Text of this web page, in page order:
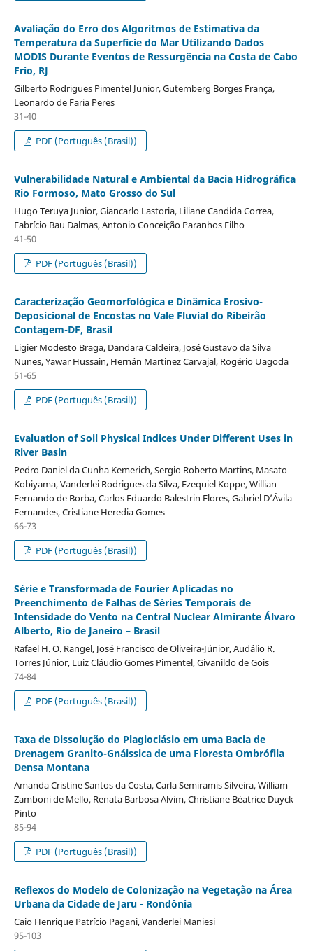
Avaliação do Erro dos Algoritmos de Estimativa da
Temperatura da Superfície do Mar Utilizando Dados
MODIS Durante Eventos de Ressurgência na Costa de Cabo
Frio, RJ
Gilberto Rodrigues Pimentel Junior, Gutemberg Borges França,
Leonardo de Faria Peres
31-40
PDF (Português (Brasil))
Vulnerabilidade Natural e Ambiental da Bacia Hidrográfica
Rio Formoso, Mato Grosso do Sul
Hugo Teruya Junior, Giancarlo Lastoria, Liliane Candida Correa,
Fabrício Bau Dalmas, Antonio Conceição Paranhos Filho
41-50
PDF (Português (Brasil))
Caracterização Geomorfológica e Dinâmica Erosivo-
Deposicional de Encostas no Vale Fluvial do Ribeirão
Contagem-DF, Brasil
Ligier Modesto Braga, Dandara Caldeira, José Gustavo da Silva
Nunes, Yawar Hussain, Hernán Martinez Carvajal, Rogério Uagoda
51-65
PDF (Português (Brasil))
Evaluation of Soil Physical Indices Under Different Uses in
River Basin
Pedro Daniel da Cunha Kemerich, Sergio Roberto Martins, Masato
Kobiyama, Vanderlei Rodrigues da Silva, Ezequiel Koppe, Willian
Fernando de Borba, Carlos Eduardo Balestrin Flores, Gabriel D’Ávila
Fernandes, Cristiane Heredia Gomes
66-73
PDF (Português (Brasil))
Série e Transformada de Fourier Aplicadas no
Preenchimento de Falhas de Séries Temporais de
Intensidade do Vento na Central Nuclear Almirante Álvaro
Alberto, Rio de Janeiro – Brasil
Rafael H. O. Rangel, José Francisco de Oliveira-Júnior, Audálio R.
Torres Júnior, Luiz Cláudio Gomes Pimentel, Givanildo de Gois
74-84
PDF (Português (Brasil))
Taxa de Dissolução do Plagioclásio em uma Bacia de
Drenagem Granito-Gnáissica de uma Floresta Ombrófila
Densa Montana
Amanda Cristine Santos da Costa, Carla Semiramis Silveira, William
Zamboni de Mello, Renata Barbosa Alvim, Christiane Béatrice Duyck
Pinto
85-94
PDF (Português (Brasil))
Reflexos do Modelo de Colonização na Vegetação na Área
Urbana da Cidade de Jaru - Rondônia
Caio Henrique Patrício Pagani, Vanderlei Maniesi
95-103